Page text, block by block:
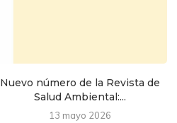
Nuevo número de la Revista de
Salud Ambiental:...
13 mayo 2026